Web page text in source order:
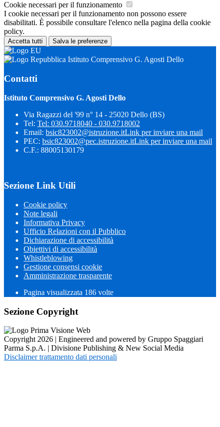
Cookie necessari per il funzionamento
I cookie necessari per il funzionamento non possono essere
disabilitati. È possibile consultare l'elenco nella pagina della cookie
policy.
Accetta tutti Salva le preferenze
Istituto Comprensivo G. Agosti Dello
Contatti
Istituto Comprensivo G. Agosti Dello
Via Ragazzi del '99 n° 14 - 25020 Dello (BS)
Tel: Tel: 030.9718040 - 030.9718002
Email: bsic823002@istruzione.itLink per inviare una mail
PEC: bsic823002@pec.istruzione.itLink per inviare una mail
C.F.: 88005130179
Sezione Link Utili
Cookie policy
Note legali
Informativa Privacy
Ufficio Relazioni con il Pubblico
Dichiarazione di accessibilità
Obiettivi di accessibilità
Whistleblowing
Gestione consensi cookie
Amministrazione trasparente
Pagina visualizzata 186 volte
Sezione Copyright
Copyright 2026 | Engineered and powered by Gruppo Spaggiari
Parma S.p.A. | Divisione Publishing & New Social Media
Disclaimer trattamento dati personali